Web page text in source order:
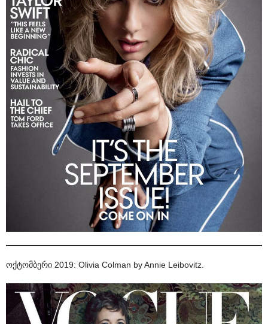
ოქტომბერი 2019: Olivia Colman by Annie Leibovitz.